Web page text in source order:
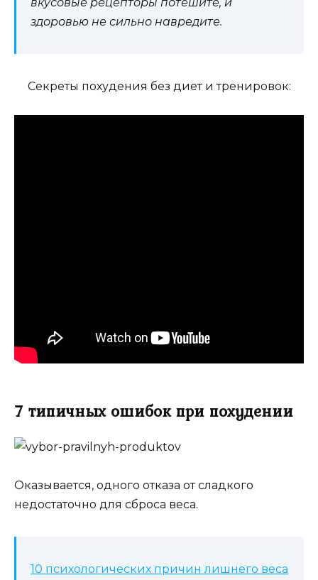
здоровью не сильно навредите.
Cекреты похудения без диет и тренировок:
7 типичных ошибок при похудении
Оказывается, одного отказа от сладкого
недостаточно для сброса веса.
10 психологических причин лишнего веса